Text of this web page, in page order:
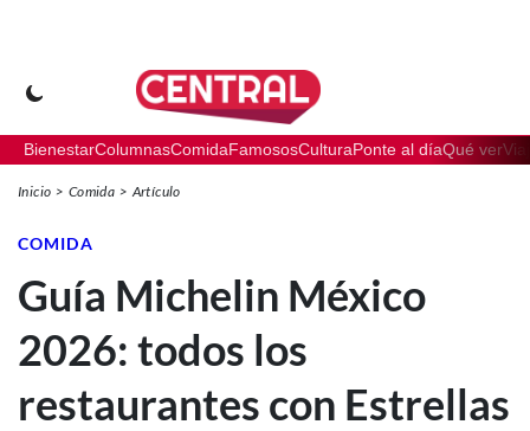
BienestarColumnasComidaFamososCulturaPonte al díaQué ver
Inicio Comida Artículo
COMIDA
Guía Michelin México
2026: todos los
restaurantes con Estrellas